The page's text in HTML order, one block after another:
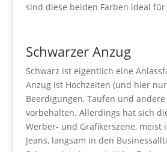
sind diese beiden Farben ideal für
Schwarzer Anzug
Schwarz ist eigentlich eine
Anzug ist Hochzeiten (und hier
Beerdigungen, Taufen und andere
vorbehalten. Allerdings hat sich
Werber- und Grafikerszene, meist
Jeans, langsam in den